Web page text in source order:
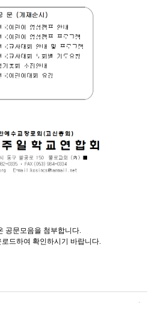
공문모음을 첨부합니다.
드하여 확인하시기 바랍니다.